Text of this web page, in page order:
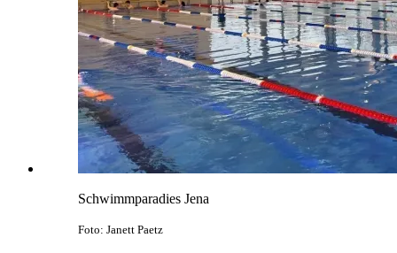
Schwimmparadies Jena
Foto: Janett Paetz